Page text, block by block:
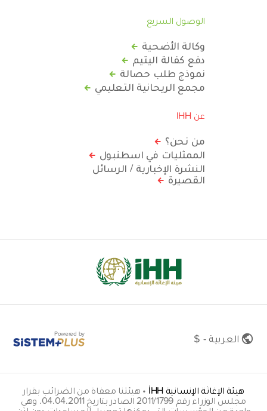
الوصول السريع
وكالة الأضحية
دفع كفالة اليتيم
نموذج طلب حصالة
مجمع الريحانية التعليمي
عن IHH
من نحن؟
الممثليات في اسطنبول
النشرة الإخبارية / الرسائل
القصيرة
العربية - $ Powered by
هيئة الإغاثة الإنسانية İHH • هيئتنا معفاة من الضرائب بقرار
مجلس الوزراء رقم 2011/1799 الصادر بتاريخ 04.04.2011. وهي